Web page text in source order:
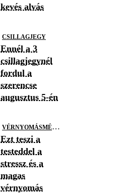
kevés alvás
CSILLAGJEGY
Ennél a 3
csillagjegynél
fordul a
szerencse
augusztus 5-én
V
ÉRNYOMÁSMÉRÉS
Ezt teszi a
testeddel a
stressz és a
magas
vérnyomás